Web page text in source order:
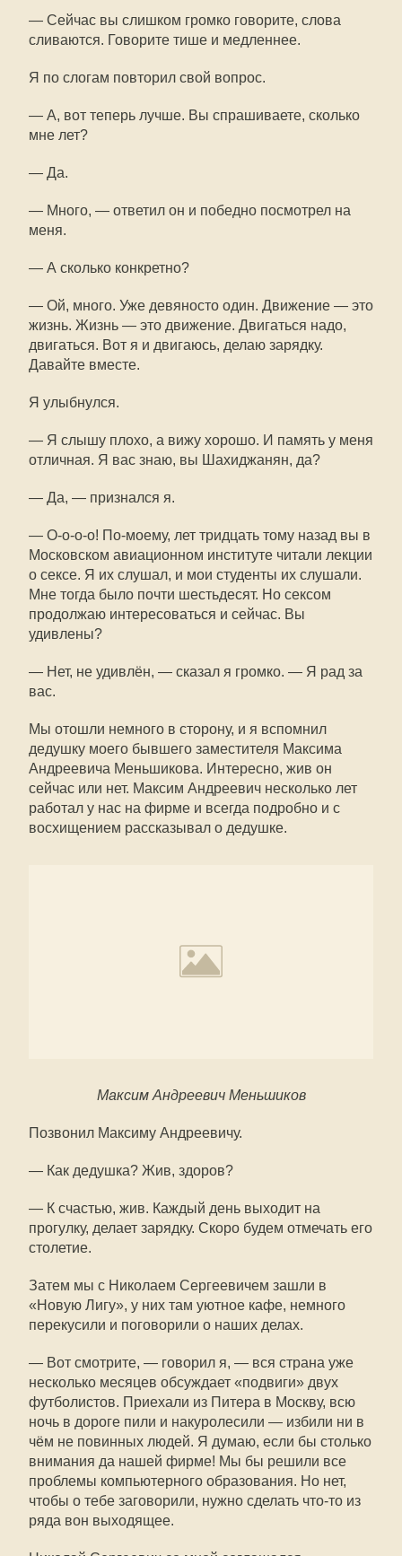
— Сейчас вы слишком громко говорите, слова
сливаются. Говорите тише и медленнее.
Я по слогам повторил свой вопрос.
— А, вот теперь лучше. Вы спрашиваете, сколько
мне лет?
— Да.
— Много, — ответил он и победно посмотрел на
меня.
— А сколько конкретно?
— Ой, много. Уже девяносто один. Движение — это
жизнь. Жизнь — это движение. Двигаться надо,
двигаться. Вот я и двигаюсь, делаю зарядку.
Давайте вместе.
Я улыбнулся.
— Я слышу плохо, а вижу хорошо. И память у меня
отличная. Я вас знаю, вы Шахиджанян, да?
— Да, — признался я.
— О-о-о-о! По-моему, лет тридцать тому назад вы в
Московском авиационном институте читали лекции
о сексе. Я их слушал, и мои студенты их слушали.
Мне тогда было почти шестьдесят. Но сексом
продолжаю интересоваться и сейчас. Вы
удивлены?
— Нет, не удивлён, — сказал я громко. — Я рад за
вас.
Мы отошли немного в сторону, и я вспомнил
дедушку моего бывшего заместителя Максима
Андреевича Меньшикова. Интересно, жив он
сейчас или нет. Максим Андреевич несколько лет
работал у нас на фирме и всегда подробно и с
восхищением рассказывал о дедушке.
Максим Андреевич Меньшиков
Позвонил Максиму Андреевичу.
— Как дедушка? Жив, здоров?
— К счастью, жив. Каждый день выходит на
прогулку, делает зарядку. Скоро будем отмечать его
столетие.
Затем мы с Николаем Сергеевичем зашли в
«Новую Лигу», у них там уютное кафе, немного
перекусили и поговорили о наших делах.
— Вот смотрите, — говорил я, — вся страна уже
несколько месяцев обсуждает «подвиги» двух
футболистов. Приехали из Питера в Москву, всю
ночь в дороге пили и накуролесили — избили ни в
чём не повинных людей. Я думаю, если бы столько
внимания да нашей фирме! Мы бы решили все
проблемы компьютерного образования. Но нет,
чтобы о тебе заговорили, нужно сделать что-то из
ряда вон выходящее.